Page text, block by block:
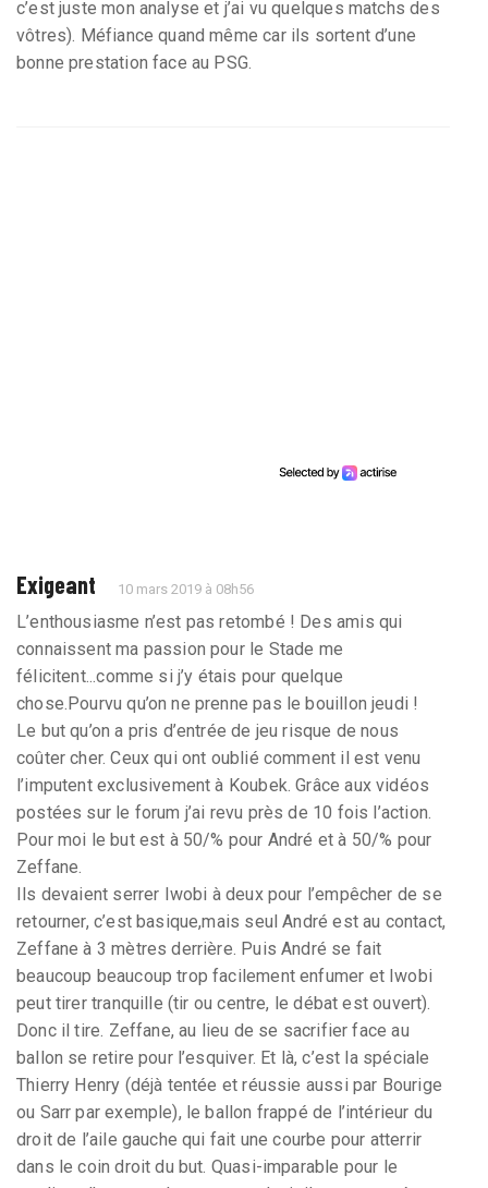
c’est juste mon analyse et j’ai vu quelques matchs des
vôtres). Méfiance quand même car ils sortent d’une
bonne prestation face au PSG.
Exigeant 10 mars 2019 à 08h56
L’enthousiasme n’est pas retombé ! Des amis qui
connaissent ma passion pour le Stade me
félicitent...comme si j’y étais pour quelque
chose.Pourvu qu’on ne prenne pas le bouillon jeudi !
Le but qu’on a pris d’entrée de jeu risque de nous
coûter cher. Ceux qui ont oublié comment il est venu
l’imputent exclusivement à Koubek. Grâce aux vidéos
postées sur le forum j’ai revu près de 10 fois l’action.
Pour moi le but est à 50/% pour André et à 50/% pour
Zeffane.
Ils devaient serrer Iwobi à deux pour l’empêcher de se
retourner, c’est basique,mais seul André est au contact,
Zeffane à 3 mètres derrière. Puis André se fait
beaucoup beaucoup trop facilement enfumer et Iwobi
peut tirer tranquille (tir ou centre, le débat est ouvert).
Donc il tire. Zeffane, au lieu de se sacrifier face au
ballon se retire pour l’esquiver. Et là, c’est la spéciale
Thierry Henry (déjà tentée et réussie aussi par Bourige
ou Sarr par exemple), le ballon frappé de l’intérieur du
droit de l’aile gauche qui fait une courbe pour atterrir
dans le coin droit du but. Quasi-imparable pour le